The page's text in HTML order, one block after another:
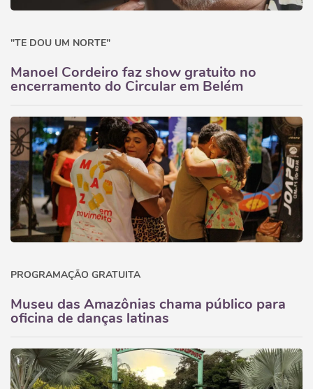
"TE DOU UM NORTE"
Manoel Cordeiro faz show gratuito no
encerramento do Circular em Belém
PROGRAMAÇÃO GRATUITA
Museu das Amazônias chama público para
oficina de danças latinas